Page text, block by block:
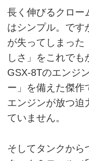
長く伸びるクロー
はシンプル。です
が失ってしまった
しさ」をこれでも
GSX-8Tのエンジ
ー」を備えた傑作
エンジンが放つ迫
ていません。
そしてタンクから